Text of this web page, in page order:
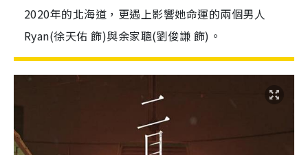
2020年的北海道，更遇上影響她命運的兩個男人
Ryan(徐天佑 飾)與余家聰(劉俊謙 飾)。